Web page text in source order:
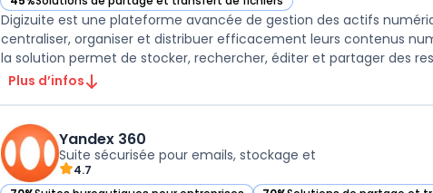
— voir Digizuite dans cette catégorie
Digizuite est une plateforme avancée de gestion des actifs
centraliser, organiser et distribuer efficacement leurs contenus
la solution permet de stocker, rechercher, éditer et partager des
Plus d’infos
Yandex 360
Suite sécurisée pour emails, stockage et
4.7